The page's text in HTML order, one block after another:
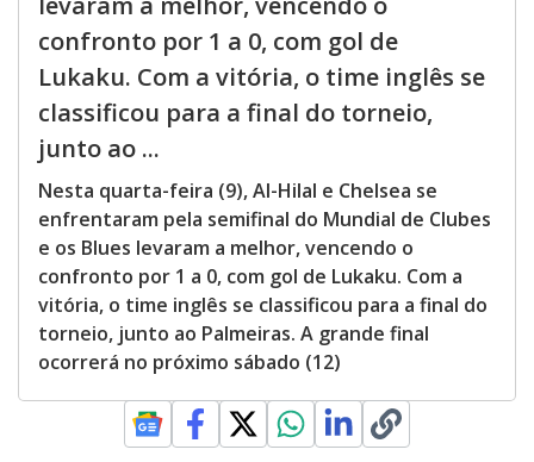
confronto por 1 a 0, com gol de
Lukaku. Com a vitória, o time inglês se
classificou para a final do torneio,
junto ao ...
Nesta quarta-feira (9), Al-Hilal e Chelsea se
enfrentaram pela semifinal do Mundial de Clubes
e os Blues levaram a melhor, vencendo o
confronto por 1 a 0, com gol de Lukaku. Com a
vitória, o time inglês se classificou para a final do
torneio, junto ao Palmeiras. A grande final
ocorrerá no próximo sábado (12)